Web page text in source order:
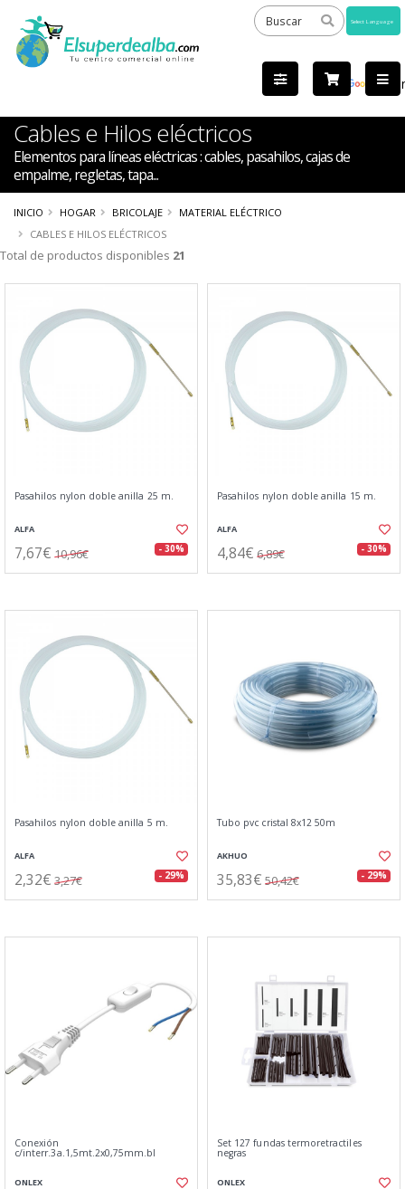
by
Cables e Hilos eléctricos
Elementos para líneas eléctricas : cables, pasahilos, cajas de
empalme, regletas, tapa...
INICIO HOGAR BRICOLAJE
MATERIAL ELÉCTRICO
CABLES E HILOS ELÉCTRICOS
Total de productos disponibles 21
Pasahilos nylon doble anilla 25 m.
ALFA
7,67€ 10,96€ - 30%
Pasahilos nylon doble anilla 15 m.
ALFA
4,84€ 6,89€ - 30%
Pasahilos nylon doble anilla 5 m.
ALFA
2,32€ 3,27€ - 29%
Tubo pvc cristal 8x12 50m
AKHUO
35,83€ 50,42€ - 29%
Conexión
c/interr.3a.1,5mt.2x0,75mm.bl
ONLEX
Set 127 fundas termoretractiles
negras
ONLEX